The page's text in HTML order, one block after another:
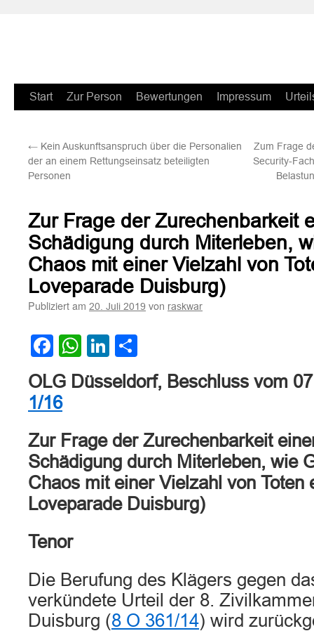
Zum
springen
Start Zur Person Bewertungen Impressum
← Kein Auskunftsanspruch über die Personalien
der an einem Rettungseinsatz beteiligten
Personen
Zum Frage
Security-
Zur Frage der Zurechenbarkeit
Schädigung durch Miterleben,
Chaos mit einer Vielzahl von
Loveparade Duisburg)
Publiziert am 20. Juli 2019 von raskwar
Facebook
WhatsApp
LinkedIn
OLG Düsseldorf, Beschluss vom
1/16
Zur Frage der Zurechenbarkeit
Schädigung durch Miterleben, wie
Chaos mit einer Vielzahl von Toten
Loveparade Duisburg)
Tenor
Die Berufung des Klägers gegen
verkündete Urteil der 8.
Duisburg (8 O 361/14) wird